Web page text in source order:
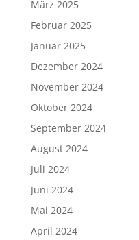
März 2025
Februar 2025
Januar 2025
Dezember 2024
November 2024
Oktober 2024
September 2024
August 2024
Juli 2024
Juni 2024
Mai 2024
April 2024